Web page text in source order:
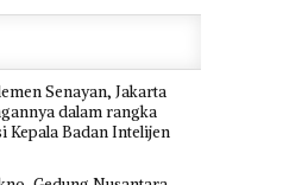
Senayan, Jakarta
dalam rangka
Kepala Badan Intelijen